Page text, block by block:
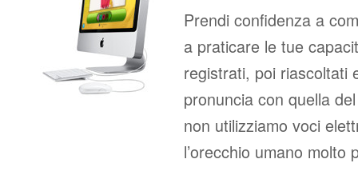
Prendi confidenza a
a praticare le tue
registrati, poi riascoltati
pronuncia con quella
non utilizziamo voci
l’orecchio umano molto